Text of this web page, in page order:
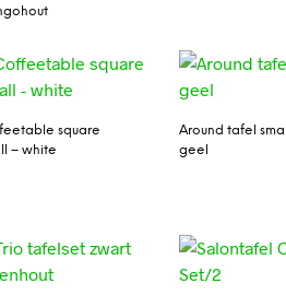
square
– white
Around tafel small
geel